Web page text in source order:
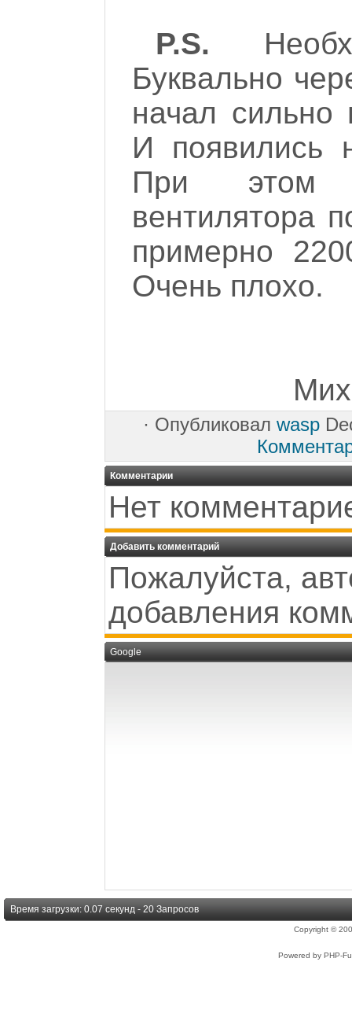
P.S.
Буквально
начал сильно
И появились
При этом
вентилятора
примерно
Очень плохо.
· Опубликовал wasp
Комментарии
Нет
Добавить комментарий
Пожалуйста,
добавления
Google
Время загрузки: 0.07 секунд - 20 Запросов
Copyright ©
Powered by PHP-